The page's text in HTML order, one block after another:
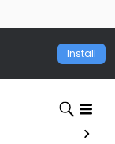
Install